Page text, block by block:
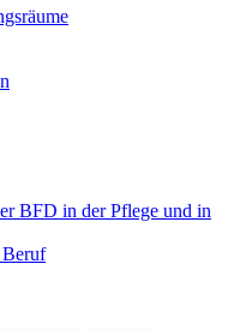
BFD in der Pflege und in